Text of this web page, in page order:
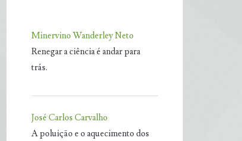
Minervino Wanderley Neto
Renegar a ciência é andar para
trás.
José Carlos Carvalho
A poluição e o aquecimento dos